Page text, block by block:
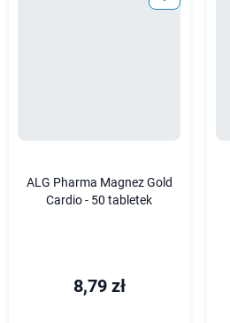
ALG Pharma Magnez Gold
Cardio - 50 tabletek
8,79 zł